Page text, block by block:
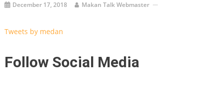
December 17, 2018 Makan Talk Webmaster
Tweets by medan
Follow Social Media